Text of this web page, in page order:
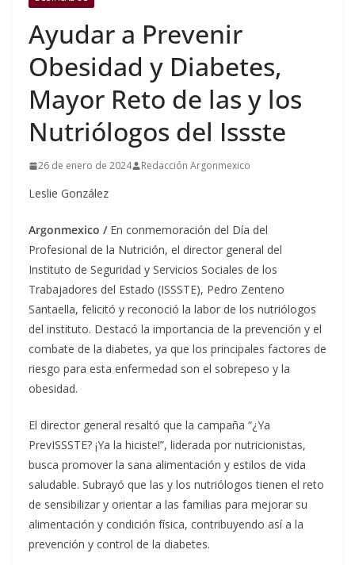
Ayudar a Prevenir
Obesidad y Diabetes,
Mayor Reto de las y los
Nutriólogos del Issste
26 de enero de 2024 Redacción Argonmexico
Leslie González
Argonmexico / En conmemoración del Día del
Profesional de la Nutrición, el director general del
Instituto de Seguridad y Servicios Sociales de los
Trabajadores del Estado (ISSSTE), Pedro Zenteno
Santaella, felicitó y reconoció la labor de los nutriólogos
del instituto. Destacó la importancia de la prevención y el
combate de la diabetes, ya que los principales factores de
riesgo para esta enfermedad son el sobrepeso y la
obesidad.
El director general resaltó que la campaña “¿Ya
PrevISSSTE? ¡Ya la hiciste!”, liderada por nutricionistas,
busca promover la sana alimentación y estilos de vida
saludable. Subrayó que las y los nutriólogos tienen el reto
de sensibilizar y orientar a las familias para mejorar su
alimentación y condición física, contribuyendo así a la
prevención y control de la diabetes.